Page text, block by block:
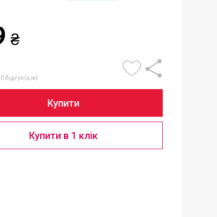
₴
0 Відгук(а,ів)
Купити
Купити в 1 клік